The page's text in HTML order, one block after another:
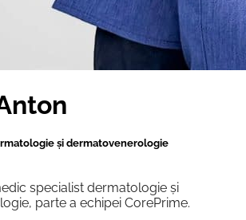
și dermatovenerologie
specialist dermatologie și
parte a echipei CorePrime.